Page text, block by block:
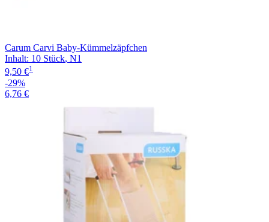
Carum Carvi Baby-Kümmelzäpfchen
Inhalt: 10 Stück, N1
9,50 €1
-29%
6,76 €